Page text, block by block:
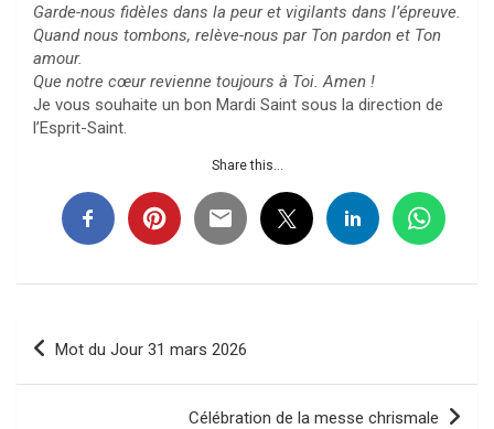
Garde-nous fidèles dans la peur et vigilants dans l’épreuve.
Quand nous tombons, relève-nous par Ton pardon et Ton
amour.
Que notre cœur revienne toujours à Toi. Amen !
Je vous souhaite un bon Mardi Saint sous la direction de
l’Esprit-Saint.
Share this...
Navigation
Mot du Jour 31 mars 2026
Célébration de la messe chrismale